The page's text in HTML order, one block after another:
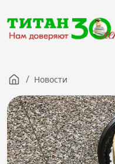
Компания
Партнерам
Тендеры
Вакансии
/ Новости